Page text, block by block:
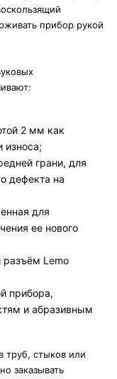
прибор рукой
2 мм как
износа;
грани, для
дефекта на
для
ее нового
разъём Lemo
прибора,
и абразивным
труб, стыков или
заказывать